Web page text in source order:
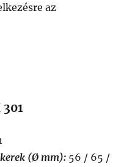
az
kerek (Ø mm): 56 / 65 /